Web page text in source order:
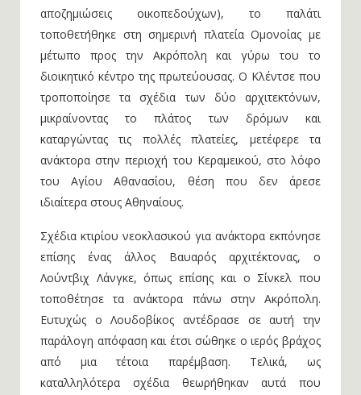
αποζημιώσεις οικοπεδούχων), το παλάτι
τοποθετήθηκε στη σημερινή πλατεία Ομονοίας με
μέτωπο προς την Ακρόπολη και γύρω του το
διοικητικό κέντρο της πρωτεύουσας. Ο Κλέντσε που
τροποποίησε τα σχέδια των δύο αρχιτεκτόνων,
μικραίνοντας το πλάτος των δρόμων και
καταργώντας τις πολλές πλατείες, μετέφερε τα
ανάκτορα στην περιοχή του Κεραμεικού, στο λόφο
του Αγίου Αθανασίου, θέση που δεν άρεσε
ιδιαίτερα στους Αθηναίους.
Σχέδια κτιρίου νεοκλασικού για ανάκτορα εκπόνησε
επίσης ένας άλλος Βαυαρός αρχιτέκτονας, ο
Λούντβιχ Λάνγκε, όπως επίσης και ο Σίνκελ που
τοποθέτησε τα ανάκτορα πάνω στην Ακρόπολη.
Ευτυχώς ο Λουδοβίκος αντέδρασε σε αυτή την
παράλογη απόφαση και έτσι σώθηκε ο ιερός βράχος
από μια τέτοια παρέμβαση. Τελικά, ως
καταλληλότερα σχέδια θεωρήθηκαν αυτά που